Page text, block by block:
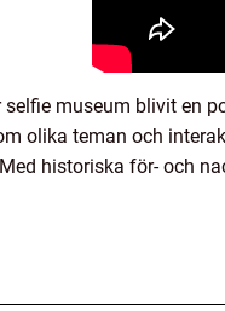
museum blivit en
olika teman och
historiska för- och